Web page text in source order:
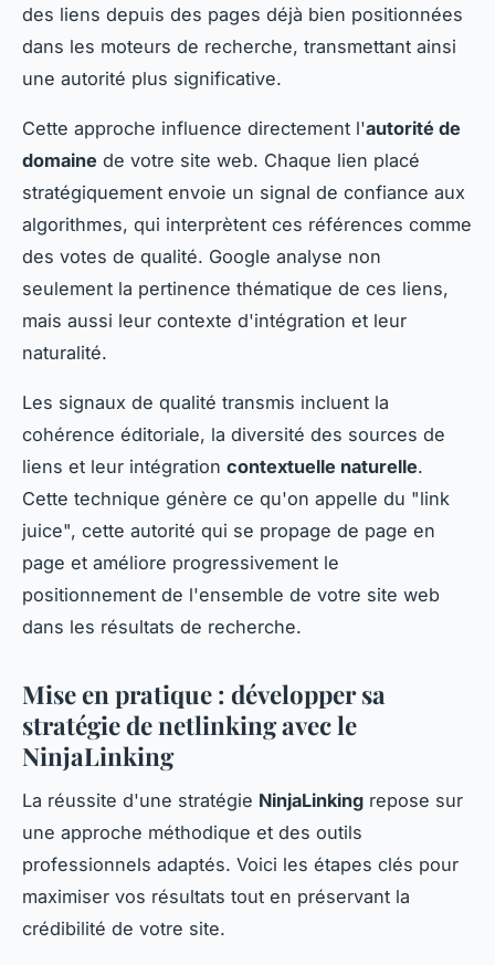
des liens depuis des pages déjà bien positionnées
dans les moteurs de recherche, transmettant ainsi
une autorité plus significative.
Cette approche influence directement l'autorité de
domaine de votre site web. Chaque lien placé
stratégiquement envoie un signal de confiance aux
algorithmes, qui interprètent ces références comme
des votes de qualité. Google analyse non
seulement la pertinence thématique de ces liens,
mais aussi leur contexte d'intégration et leur
naturalité.
Les signaux de qualité transmis incluent la
cohérence éditoriale, la diversité des sources de
liens et leur intégration contextuelle naturelle.
Cette technique génère ce qu'on appelle du "link
juice", cette autorité qui se propage de page en
page et améliore progressivement le
positionnement de l'ensemble de votre site web
dans les résultats de recherche.
Mise en pratique : développer sa
stratégie de netlinking avec le
NinjaLinking
La réussite d'une stratégie NinjaLinking repose sur
une approche méthodique et des outils
professionnels adaptés. Voici les étapes clés pour
maximiser vos résultats tout en préservant la
crédibilité de votre site.